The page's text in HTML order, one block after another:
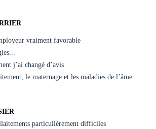
vraiment favorable
j’ai changé d’avis
le maternage et les maladies de l’âme
particulièrement difficiles